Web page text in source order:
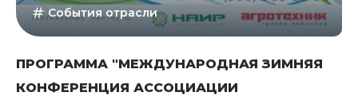
События отрасли
ПРОГРАММА "МЕЖДУНАРОДНАЯ ЗИМНЯЯ
КОНФЕРЕНЦИЯ АССОЦИАЦИИ